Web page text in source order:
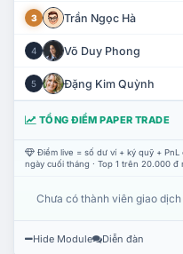
3 Trần Ngọc Hà
4 Võ Duy Phong
5 Đặng Kim Quỳnh
TỔNG ĐIỂM PAPER TRADE
Điểm live = số dư ví + ký quỹ + PnL
ngày cuối tháng · Top 1 trên 20.000 đ
Chưa có thành viên giao
Hide Module Diễn đàn